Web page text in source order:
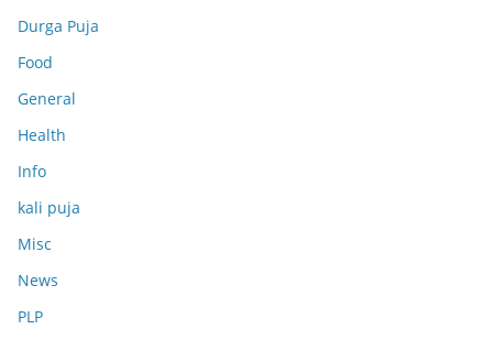
Durga Puja
Food
General
Health
Info
kali puja
Misc
News
PLP